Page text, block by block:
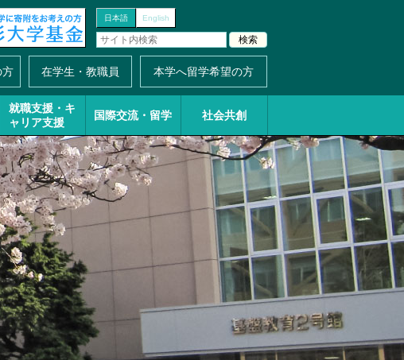
日本語 English
方 在学生・教職員 本学へ留学希望の方
就職支援・ キ
ャリア支援
国際交流・留学 社会共創